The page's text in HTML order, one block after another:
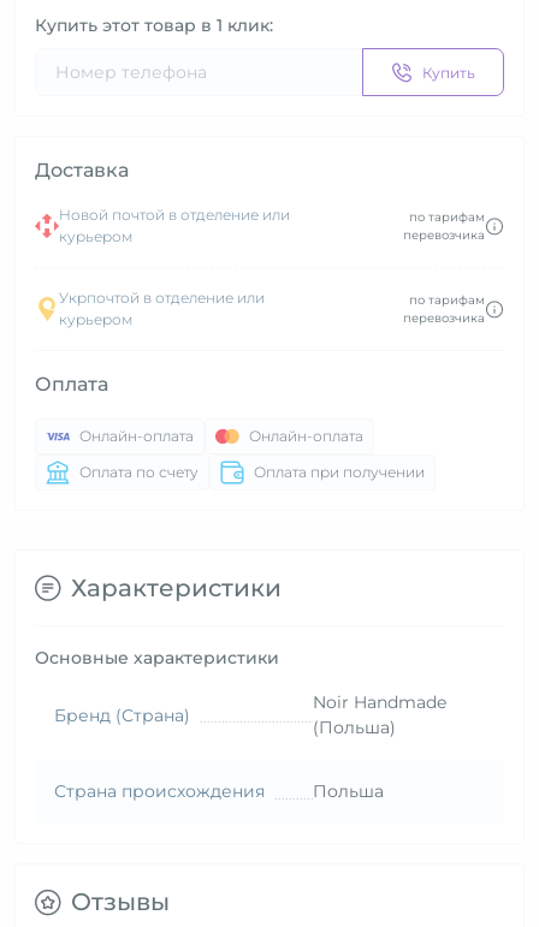
Купить этот товар в 1 клик:
Купить
Доставка
Новой почтой в отделение или
курьером
по тарифам
перевозчика
Укрпочтой в отделение или
курьером
по тарифам
перевозчика
Оплата
Онлайн-оплата
Онлайн-оплата
Оплата по счету
Оплата при получении
Характеристики
Основные характеристики
Бренд (Страна)
Noir Handmade
(Польша)
Страна происхождения Польша
Отзывы